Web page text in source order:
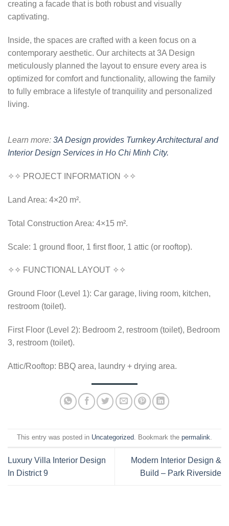
creating a facade that is both robust and visually
captivating.
Inside, the spaces are crafted with a keen focus on a
contemporary aesthetic. Our architects at 3A Design
meticulously planned the layout to ensure every area is
optimized for comfort and functionality, allowing the family
to fully embrace a lifestyle of tranquility and personalized
living.
Learn more: 3A Design provides Turnkey Architectural and
Interior Design Services in Ho Chi Minh City.
✧✧ PROJECT INFORMATION ✧✧
Land Area: 4×20 m².
Total Construction Area: 4×15 m².
Scale: 1 ground floor, 1 first floor, 1 attic (or rooftop).
✧✧ FUNCTIONAL LAYOUT ✧✧
Ground Floor (Level 1): Car garage, living room, kitchen,
restroom (toilet).
First Floor (Level 2): Bedroom 2, restroom (toilet), Bedroom
3, restroom (toilet).
Attic/Rooftop: BBQ area, laundry + drying area.
This entry was posted in Uncategorized. Bookmark the permalink.
Luxury Villa Interior Design
In District 9
Modern Interior Design &
Build – Park Riverside